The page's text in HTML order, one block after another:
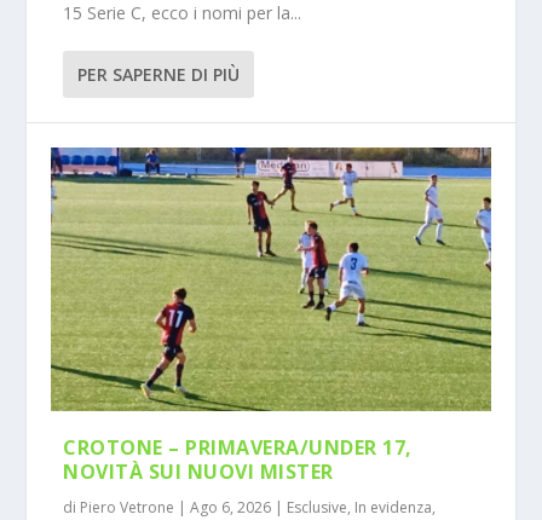
15 Serie C, ecco i nomi per la...
PER SAPERNE DI PIÙ
CROTONE – PRIMAVERA/UNDER 17,
NOVITÀ SUI NUOVI MISTER
di Piero Vetrone |Ago 6, 2026 | Esclusive, In evidenza,